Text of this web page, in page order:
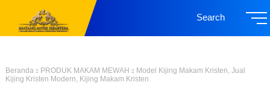
Search
Beranda PRODUK MAKAM MEWAH
Model Kijing Makam Kristen, Jual
Kijing Kristen Modern, Kijing Makam Kristen